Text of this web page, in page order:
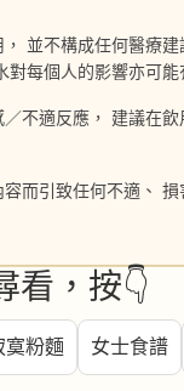
並不構成任何醫療建
每個人的影響亦可能
不適反應， 建議在
而引致任何不適、
看，按👇
寞粉麵 女士食譜